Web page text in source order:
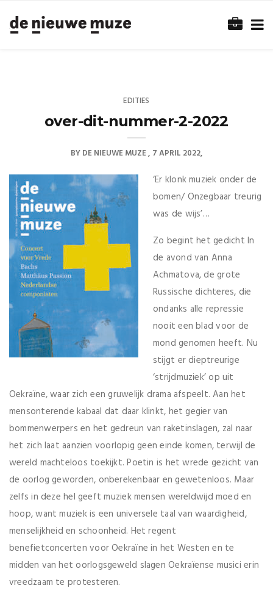
EDITIES
over-dit-nummer-2-2022
BYDE NIEUWE MUZE 7 APRIL 2022
‘Er klonk muziek onder de
bomen/ Onzegbaar treurig
was de wijs’…
Zo begint het gedicht In
de avond van Anna
Achmatova, de grote
Russische dichteres, die
ondanks alle repressie
nooit een blad voor de
mond genomen heeft. Nu
stijgt er dieptreurige
‘strijdmuziek’ op uit
Oekraïne, waar zich een gruwelijk drama afspeelt. Aan het
mensonterende kabaal dat daar klinkt, het gegier van
bommenwerpers en het gedreun van raketinslagen, zal naar
het zich laat aanzien voorlopig geen einde komen, terwijl de
wereld machteloos toekijkt. Poetin is het wrede gezicht van
de oorlog geworden, onberekenbaar en gewetenloos. Maar
zelfs in deze hel geeft muziek mensen wereldwijd moed en
hoop, want muziek is een universele taal van waardigheid,
menselijkheid en schoonheid. Het regent
benefietconcerten voor Oekraïne in het Westen en te
midden van het oorlogsgeweld slagen Oekraïense musici erin
vreedzaam te protesteren.